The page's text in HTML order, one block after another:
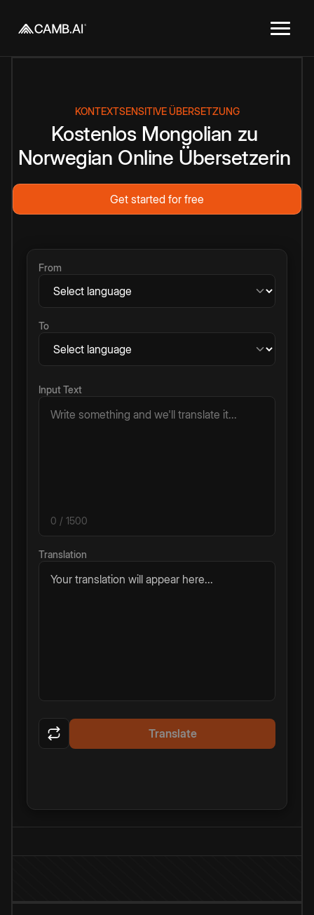
KONTEXTSENSITIVE ÜBERSETZUNG
Kostenlos Mongolian zu
Norwegian Online Übersetzerin
Get started for free
From
To
Input Text
0 / 1500
Translation
Your translation will appear here...
Translate